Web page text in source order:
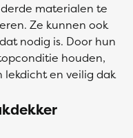
materialen te
Ze kunnen ook
nodig is. Door hun
houden,
en veilig dak